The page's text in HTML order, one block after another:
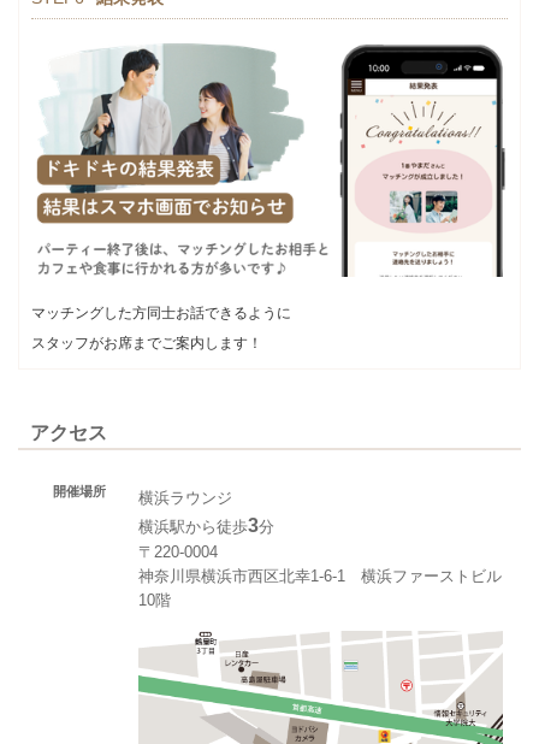
マッチングした方同士お話できるように
スタッフがお席までご案内します！
アクセス
開催場所
横浜ラウンジ
横浜駅から徒歩3分
〒220-0004
神奈川県横浜市西区北幸1‐6‐1 横浜ファーストビル
10階